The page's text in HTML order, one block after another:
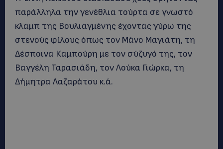
παράλληλα την γενέθλια τούρτα σε γνωστό
κλαμπ της Βουλιαγμένης έχοντας γύρω της
στενούς φίλους όπως τον Μάνο Μαγιάτη, τη
Δέσποινα Καμπούρη με τον σύζυγό της, τον
Βαγγέλη Ταρασιάδη, τον Λούκα Γιώρκα, τη
Δήμητρα Λαζαράτου κ.ά.